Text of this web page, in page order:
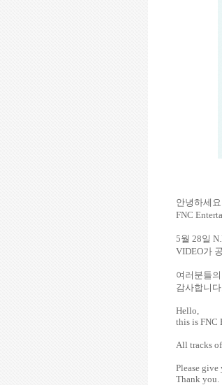
안녕하세요
FNC
5월 28일
VIDEO가
여러분들의
감사합니다
Hello,
this is FNC
All tracks
Please
Thank you.